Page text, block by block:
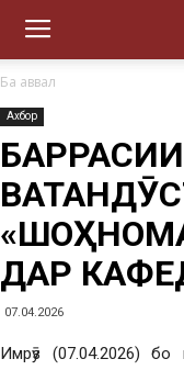
Ба аввал
Ахбор
ДАР
07.04.2026
Имрӯз (07.04.2026)